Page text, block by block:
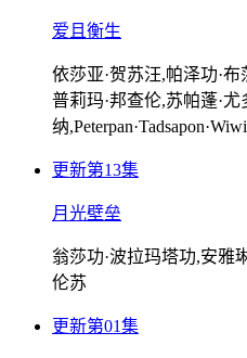
爱且衡生
依莎亚·贺苏汪,帕泽功·
普莉玛·邦查伦,苏帕蓬·尤
纳
更新第13集
月光壁垒
翁莎功·波拉玛塔功,安雅
伦苏
更新第01集